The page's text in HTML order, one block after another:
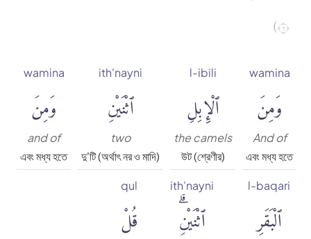
٦)
wamina
وَمِنَ
And of
এবং মধ্য হতে
l-ibili
ٱلْإِبِلِ
the camels
উট (শ্রেণীর)
ith'nayni
ٱثْنَيْنِ
two
দু'টি (অর্থাৎ নর ও মাদি)
wamina
وَمِنَ
and of
এবং মধ্য হতে
l-baqari
ٱلْبَقَرِ
ith'nayni
ٱثْنَيْنِۗ
qul
قُلْ